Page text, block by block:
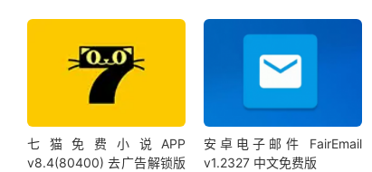
七猫免费小说APP
v8.4(80400) 去广告解锁版
安卓电子邮件 FairEmail
v1.2327 中文免费版